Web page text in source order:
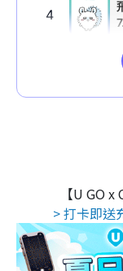
【U GO x
> 打卡即送